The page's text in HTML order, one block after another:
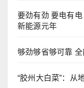
要劲有劲 要电有
新能源元年
够劲够省够可靠
“胶州大白菜”：从